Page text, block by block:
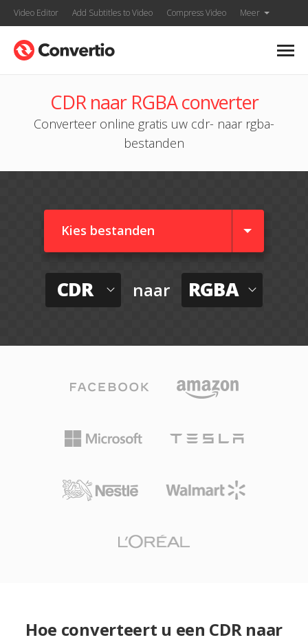
Video Editor Add Subtitles to Video Compress Video Meer
CDR naar RGBA converter
Converteer online gratis uw cdr- naar rgba-
bestanden
Kies bestanden
CDR naar RGBA
Hoe converteert u een CDR naar